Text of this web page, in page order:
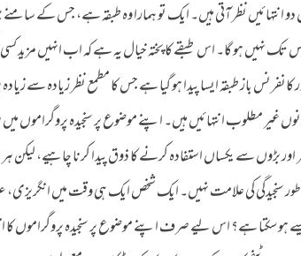
نظر آتی ہیں۔ ایک تو ہمارا وہ طبقہ ہے، جس کے
نہیں ہو گا۔ اس طبقے کا پختہ خیال یہ ہے کہ اب انہیں مزید
باز طبقہ ایسا پیدا ہو گیا ہے جس کا مطمع نظر زیادہ سے
غیر مطلوب انتہائیں ہیں۔ اپنے موضوع پر سنجیدہ پروگراموں
سے یکساں استفادہ کرنے کا ذوق پیدا کرنا چاہیے، لیکن ہر ہر
سنجیدگی کی علامت نہیں۔ ایک شخص ایک ہی وقت میں انگریزی،
ہو سکتا ہے؟ اس لیے صرف اپنے موضوع پر سنجیدہ پروگراموں کا